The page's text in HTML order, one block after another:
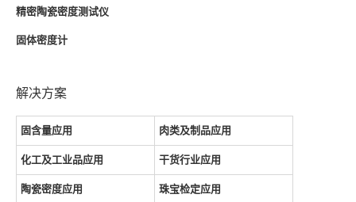
精密陶瓷密度测试仪
固体密度计
解决方案
固含量应用 肉类及制品应用
化工及工业品应用 干货行业应用
陶瓷密度应用 珠宝检定应用